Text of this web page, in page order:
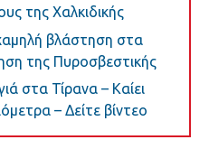
της Χαλκιδικής
βλάστηση στα
της Πυροσβεστικής
στα Τίρανα – Καίει
– Δείτε βίντεο